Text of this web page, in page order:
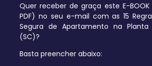
Quer receber de graça este E-
PDF) no seu e-mail com as 15
Segura de Apartamento na
(SC)?
Basta preencher abaixo: